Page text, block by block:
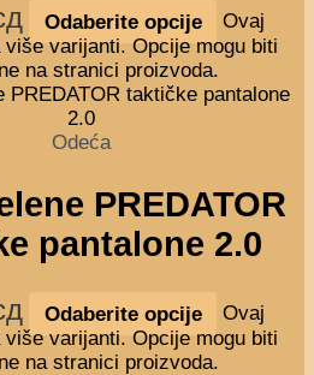
Odaberite opcije
Ovaj
više varijanti. Opcije mogu biti
na stranici proizvoda.
Odeća
PREDATOR
pantalone 2.0
Odaberite opcije
Ovaj
više varijanti. Opcije mogu biti
na stranici proizvoda.